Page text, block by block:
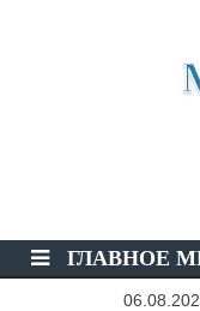
ГЛАВНОЕ